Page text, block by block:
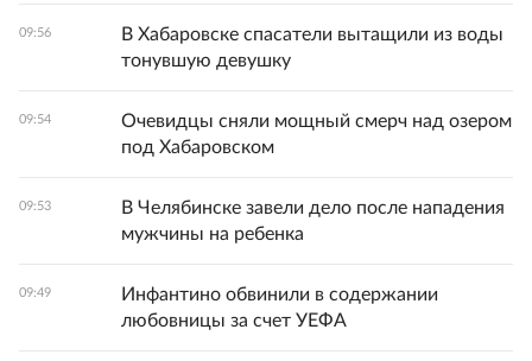
09:56
В Хабаровске спасатели вытащили из воды
тонувшую девушку
09:54
Очевидцы сняли мощный смерч над озером
под Хабаровском
09:53
В Челябинске завели дело после нападения
мужчины на ребенка
09:49
Инфантино обвинили в содержании
любовницы за счет УЕФА